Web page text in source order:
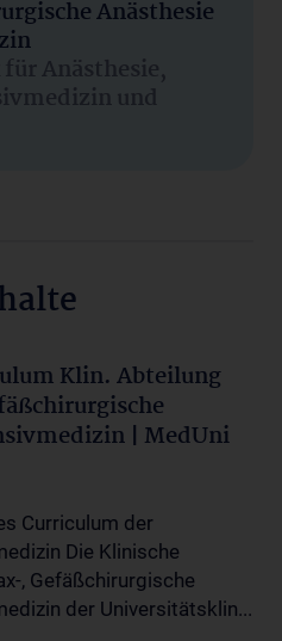
Anästhesie
Anästhesie,
und
Klin. Abteilung
| MedUni
Curriculum der
Die Klinische
, Gefäßchirurgische
der Universitätsklin...